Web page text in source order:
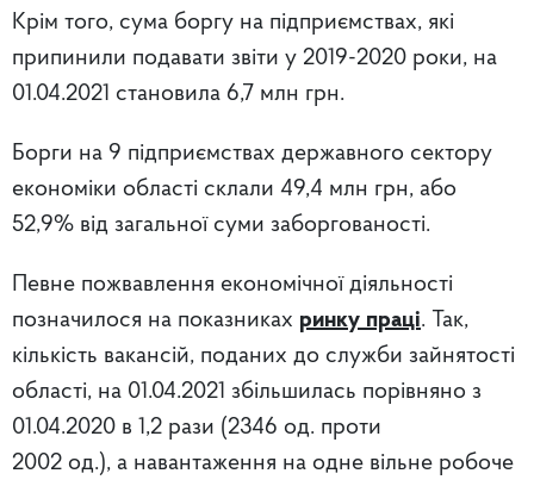
Крім того, сума боргу на підприємствах, які
припинили подавати звіти у 2019-2020 роки, на
01.04.2021 становила 6,7 млн грн.
Борги на 9 підприємствах державного сектору
економіки області склали 49,4 млн грн, або
52,9% від загальної суми заборгованості.
Певне пожвавлення економічної діяльності
позначилося на показниках ринку праці. Так,
кількість вакансій, поданих до служби зайнятості
області, на 01.04.2021 збільшилась порівняно з
01.04.2020 в 1,2 рази (2346 од. проти
2002 од.), а навантаження на одне вільне робоче